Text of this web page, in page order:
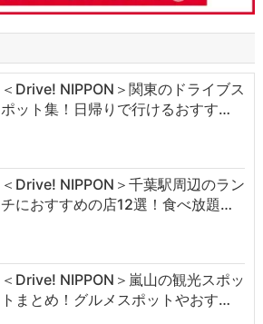
＜Drive! NIPPON＞関東のドライブス
ポット集！日帰りで行けるおすす…
＜Drive! NIPPON＞千葉駅周辺のラン
チにおすすめの店12選！食べ放題…
＜Drive! NIPPON＞嵐山の観光スポッ
トまとめ！グルメスポットやおす…